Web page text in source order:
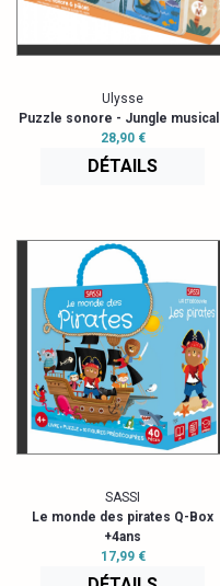
Ulysse
Puzzle sonore - Jungle
28,90 €
DÉTAILS
SASSI
Le monde des pirates Q-Box
+4ans
17,99 €